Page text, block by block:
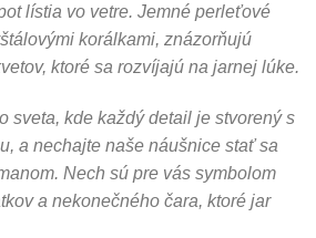
lístia vo vetre. Jemné perleťové
korálkami, znázorňujú
ktoré sa rozvíjajú na jarnej lúke.
sveta, kde každý detail je stvorený s
a nechajte naše náušnice stať sa
Nech sú pre vás symbolom
a nekonečného čara, ktoré jar